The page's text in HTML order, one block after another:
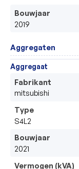
Bouwjaar
2019
Aggregaten
Aggregaat
Fabrikant
mitsubishi
Type
S4L2
Bouwjaar
2021
Vermogen (kVA)